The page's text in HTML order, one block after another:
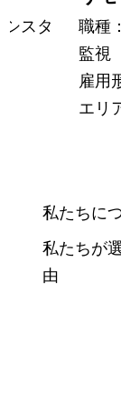
スタ
職種
監視
雇用
エリ
私たちに
私たちが
由